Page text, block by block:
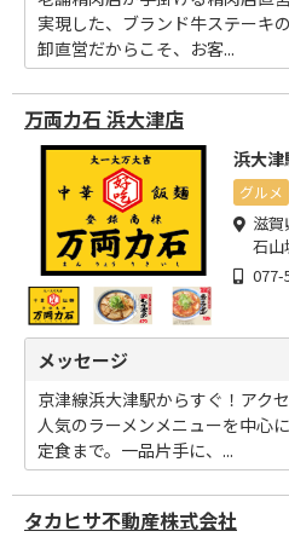
実現した、ブランド牛ステーキ
卸直営だからこそ、お客...
万両力石 浜大津店
浜大
グルメ
滋
石山
077-
メッセージ
京津線浜大津駅からすぐ！アク
人気のラーメンメニューを中心
定食まで。一品片手に、...
タカヒサ不動産株式会社